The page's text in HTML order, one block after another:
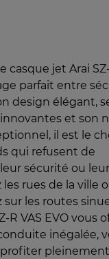
casque jet Arai
parfait entre
design élégant,
et son
il est le
qui refusent de
sécurité ou
rues de la ville
les routes
R VAS EVO vous
inégalée,